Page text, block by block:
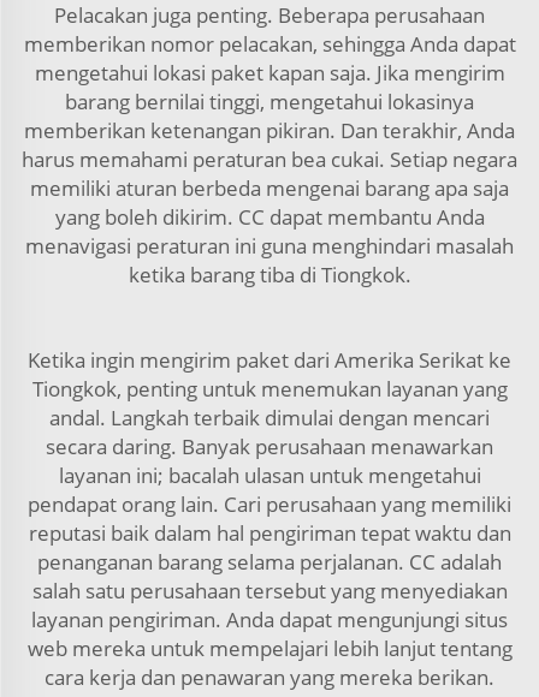
Pelacakan juga penting. Beberapa perusahaan
memberikan nomor pelacakan, sehingga Anda dapat
mengetahui lokasi paket kapan saja. Jika mengirim
barang bernilai tinggi, mengetahui lokasinya
memberikan ketenangan pikiran. Dan terakhir, Anda
harus memahami peraturan bea cukai. Setiap negara
memiliki aturan berbeda mengenai barang apa saja
yang boleh dikirim. CC dapat membantu Anda
menavigasi peraturan ini guna menghindari masalah
ketika barang tiba di Tiongkok.
Ketika ingin mengirim paket dari Amerika Serikat ke
Tiongkok, penting untuk menemukan layanan yang
andal. Langkah terbaik dimulai dengan mencari
secara daring. Banyak perusahaan menawarkan
layanan ini; bacalah ulasan untuk mengetahui
pendapat orang lain. Cari perusahaan yang memiliki
reputasi baik dalam hal pengiriman tepat waktu dan
penanganan barang selama perjalanan. CC adalah
salah satu perusahaan tersebut yang menyediakan
layanan pengiriman. Anda dapat mengunjungi situs
web mereka untuk mempelajari lebih lanjut tentang
cara kerja dan penawaran yang mereka berikan.